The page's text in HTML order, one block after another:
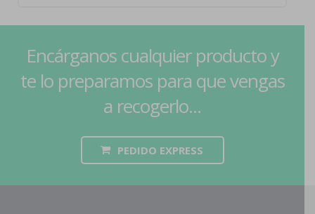
Encárganos cualquier producto y
te lo preparamos para que vengas
a recogerlo...
PEDIDO EXPRESS